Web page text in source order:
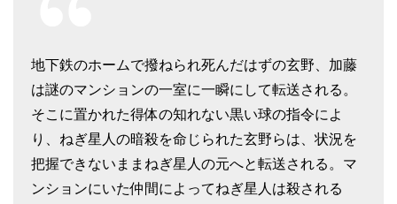
地下鉄のホームで撥ねられ死んだはずの玄野、加藤
は謎のマンションの一室に一瞬にして転送される。
そこに置かれた得体の知れない黒い球の指令によ
り、ねぎ星人の暗殺を命じられた玄野らは、状況を
把握できないままねぎ星人の元へと転送される。マ
ンションにいた仲間によってねぎ星人は殺される